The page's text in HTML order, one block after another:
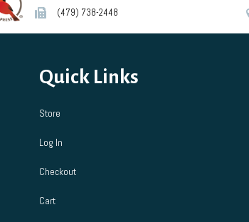
(479) 738-2448
Quick Links
Store
Log In
Checkout
Cart